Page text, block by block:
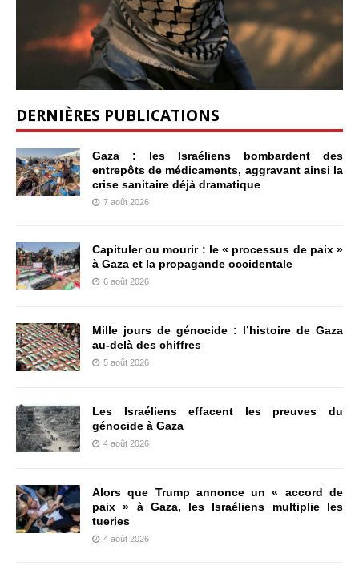
DERNIÈRES PUBLICATIONS
Gaza : les Israéliens bombardent des
entrepôts de médicaments, aggravant ainsi la
crise sanitaire déjà dramatique
7 août 2026
Capituler ou mourir : le « processus de paix »
à Gaza et la propagande occidentale
6 août 2026
Mille jours de génocide : l’histoire de Gaza
au-delà des chiffres
5 août 2026
Les Israéliens effacent les preuves du
génocide à Gaza
4 août 2026
Alors que Trump annonce un « accord de
paix » à Gaza, les Israéliens multiplie les
tueries
4 août 2026